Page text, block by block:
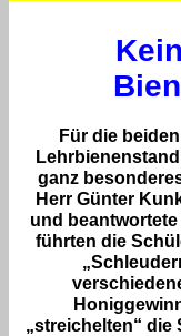
Für die
ganz
Herr Günter
und
führten die
„streichelten“